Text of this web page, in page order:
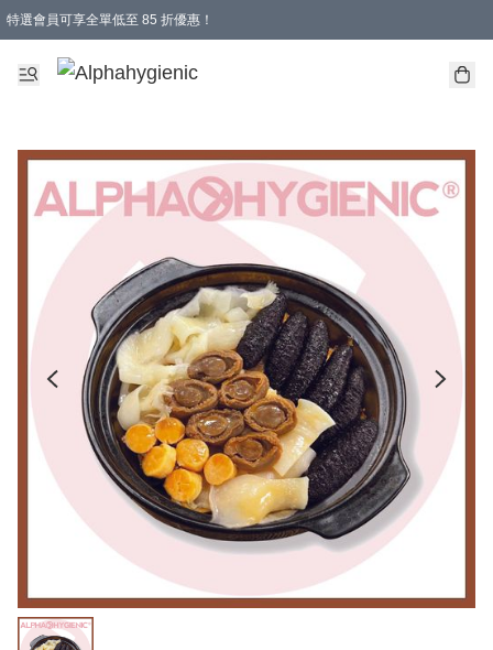
特選會員可享全單低至 85 折優惠！
購物滿 HKD 1000.00即享免運費優惠！（適用於 特定的送貨方式 )